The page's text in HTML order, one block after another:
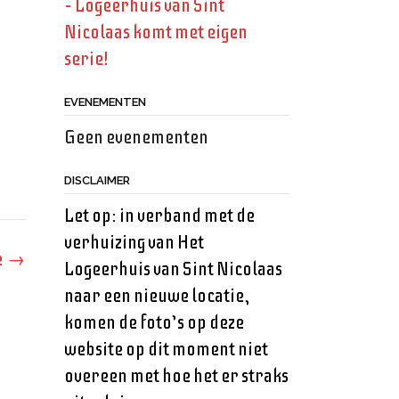
→
– Logeerhuis van Sint
Nicolaas komt met eigen
serie!
EVENEMENTEN
Geen evenementen
DISCLAIMER
Let op: in verband met de
verhuizing van Het
Logeerhuis van Sint Nicolaas
naar een nieuwe locatie,
komen de foto’s op deze
website op dit moment niet
overeen met hoe het er straks